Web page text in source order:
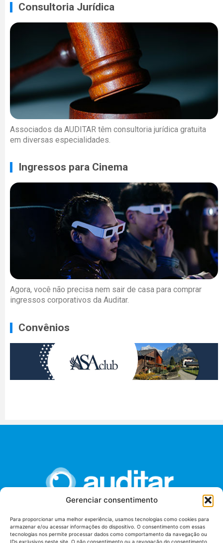
Gerenciar consentimento
Para proporcionar uma melhor experiência, usamos tecnologias como cookies para
armazenar e/ou acessar informações do dispositivo. O consentimento com essas
tecnologias nos permite processar dados como comportamento da navegação ou
IDs exclusivos neste site. O não consentimento ou a revogação do consentimento
Consultoria Jurídica
Associados da AUDITAR têm consultoria jurídica gratuita
em diversas especialidades.
Ingressos para Cinema
Agora, você não precisa nem sair de casa para comprar
ingressos corporativos da Auditar.
Convênios
União dos Auditores Federais de Controle Externo -
AUDITAR